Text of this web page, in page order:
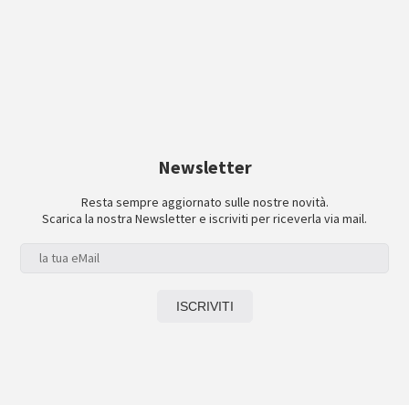
Newsletter
Resta sempre aggiornato sulle nostre novità.
Scarica la nostra Newsletter e iscriviti per riceverla via mail.